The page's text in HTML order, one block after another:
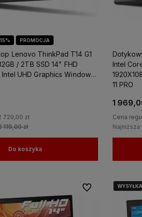
15% PROMOCJA
Lenovo ThinkPad T14 G1
/ 2TB SSD 14" FHD
Intel UHD Graphics Windows
729,00 zł
119,00 zł
Do koszyka
Intel
11 PRO
1
Cena
Do ulubionych